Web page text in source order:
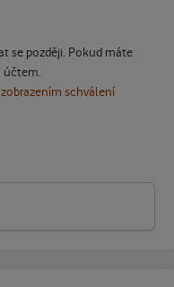
se později. Pokud máte
účtem.
zobrazením schválení